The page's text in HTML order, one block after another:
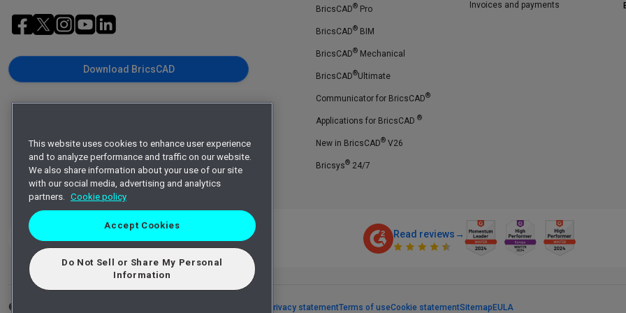
Download BricsCAD
BricsCAD® Pro
BricsCAD® BIM
BricsCAD® Mechanical
BricsCAD®Ultimate
Communicator for BricsCAD®
Applications for BricsCAD ®
New in BricsCAD® V26
Bricsys® 24/7
Invoices and payments
Read reviews →
© Privacy statementTerms of useCookie statementSitemap EULA
This website uses cookies to enhance user experience
and to analyze performance and traffic on our website.
We also share information about your use of our site
with our social media, advertising and analytics
partners.
Cookie policy
Accept Cookies
Do Not Sell or Share My Personal
Information